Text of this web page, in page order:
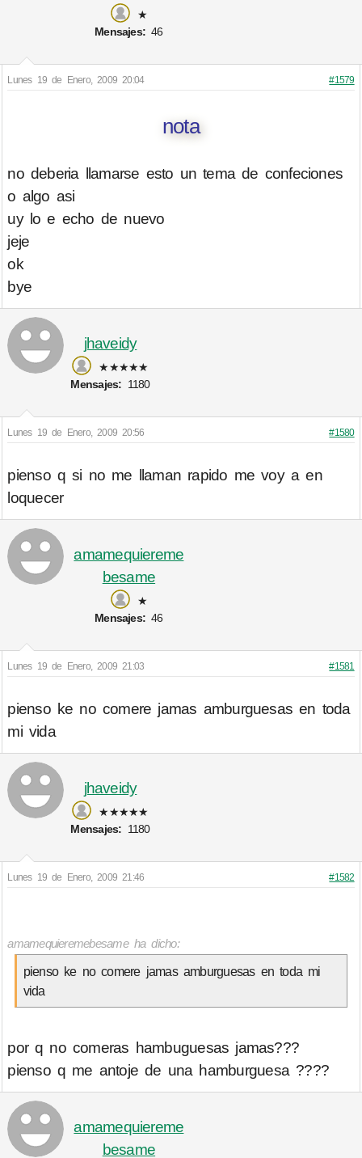
★
Mensajes: 46
Lunes 19 de Enero, 2009 20:04 #1579
nota
no deberia llamarse esto un tema de confeciones
o algo asi
uy lo e echo de nuevo
jeje
ok
bye
jhaveidy
★★★★★
Mensajes: 1180
Lunes 19 de Enero, 2009 20:56 #1580
pienso q si no me llaman rapido me voy a en
loquecer
amamequiereme
besame
★
Mensajes: 46
Lunes 19 de Enero, 2009 21:03 #1581
pienso ke no comere jamas amburguesas en toda
mi vida
jhaveidy
★★★★★
Mensajes: 1180
Lunes 19 de Enero, 2009 21:46 #1582
amamequieremebesame ha dicho:
pienso ke no comere jamas amburguesas en toda mi
vida
por q no comeras hambuguesas jamas???
pienso q me antoje de una hamburguesa ????
amamequiereme
besame